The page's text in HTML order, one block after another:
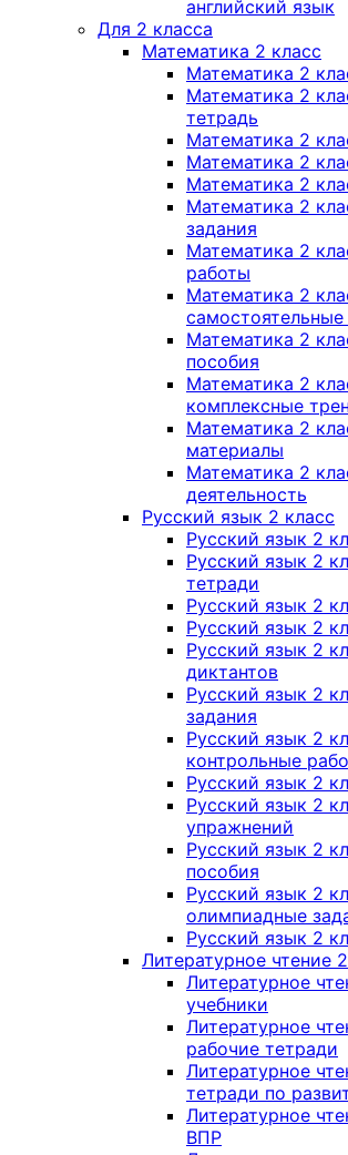
английский язык
Для 2 класса
Математика 2 класс
Математика 2
Математика 2
тетрадь
Математика 2
Математика 2
Математика 2
Математика 2
задания
Математика 2
работы
Математика 2
Математика 2
пособия
Математика 2
комплексные
Математика 2
материалы
Математика 2
деятельность
Русский язык 2 класс
Русский язык 2
Русский язык 2
тетради
Русский язык 2
Русский язык 2
Русский язык 2
диктантов
Русский язык 2
задания
Русский язык 2
контрольные
Русский язык 2
Русский язык 2
упражнений
Русский язык 2
пособия
Русский язык 2
олимпиадные
Русский язык 2
Литературное чтение
Литературное
учебники
Литературное
рабочие тетради
Литературное
тетради по
Литературное
ВПР